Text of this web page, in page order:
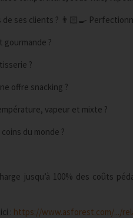
ses clients ? 👨🏻‍🍳
gourmande ?
?
offre snacking ?
vapeur et mixte ?
du monde ?
jusqu’à 100% des coûts
: https://www.asforest.com/.../